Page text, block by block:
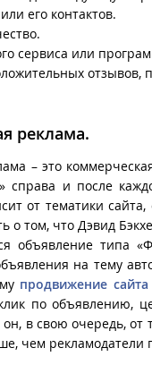
его контактов.
сервиса или
отзывов,
реклама.
– это
справа и после
от тематики
о том, что Дэвид
объявление типа
на тему
продвижение сайта
по объявлению,
он, в свою очередь,
чем рекламодатели